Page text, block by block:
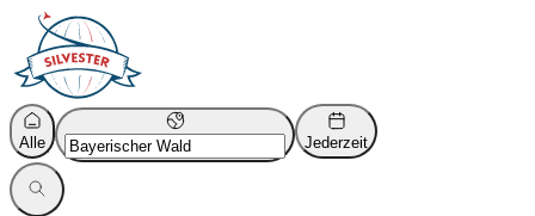
Alle Jederzeit